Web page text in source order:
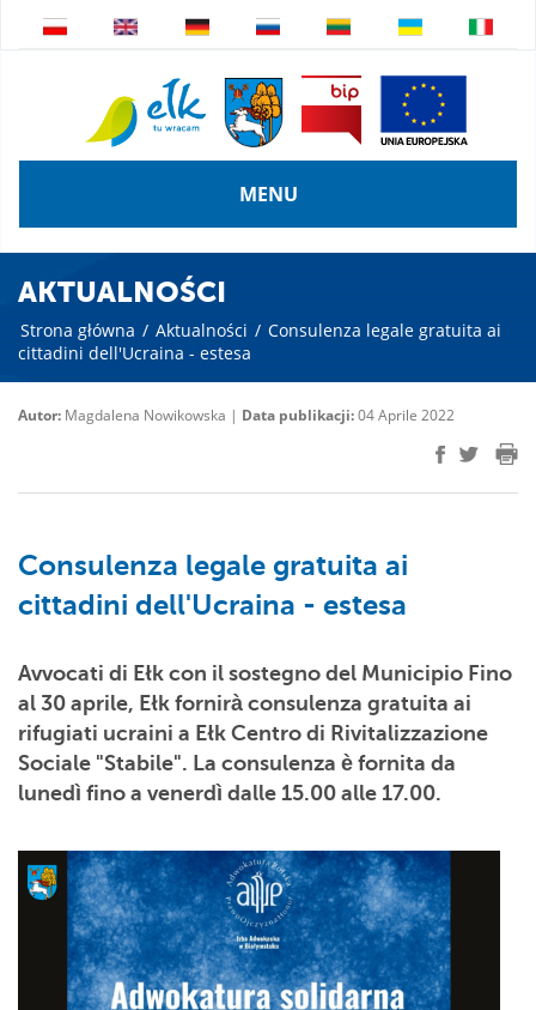
MENU
AKTUALNOŚCI
Strona główna / Aktualności / Consulenza legale gratuita ai
cittadini dell'Ucraina - estesa
Autor: Magdalena Nowikowska | Data publikacji:04 Aprile 2022
Consulenza legale gratuita ai
cittadini dell'Ucraina - estesa
Avvocati di Ełk con il sostegno del Municipio Fino
al 30 aprile, Ełk fornirà consulenza gratuita ai
rifugiati ucraini a Ełk Centro di Rivitalizzazione
Sociale "Stabile". La consulenza è fornita da
lunedì fino a venerdì dalle 15.00 alle 17.00.